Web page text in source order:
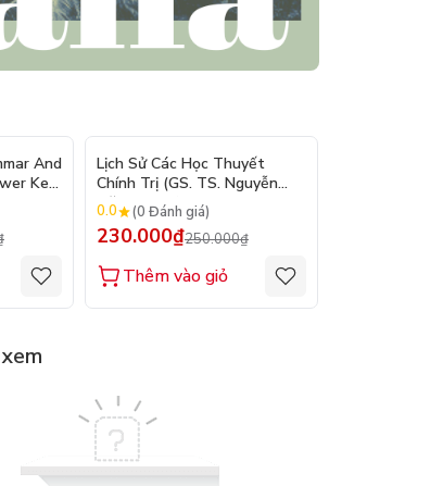
- 10%
And
Key
Lịch Sử Các Học Thuyết
Chính Trị (GS. TS. Nguyễn
Đăng Dung)
0.0 (0 Đánh giá)
230.000₫250.000₫
Thêm vào giỏ